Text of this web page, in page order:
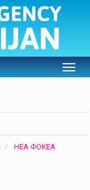
НЕА ФОКЕА